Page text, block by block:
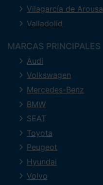
Vilagarcía de Arousa
Valladolid
MARCAS PRINCIPALES
Audi
Volkswagen
Mercedes-Benz
BMW
SEAT
Toyota
Peugeot
Hyundai
Volvo